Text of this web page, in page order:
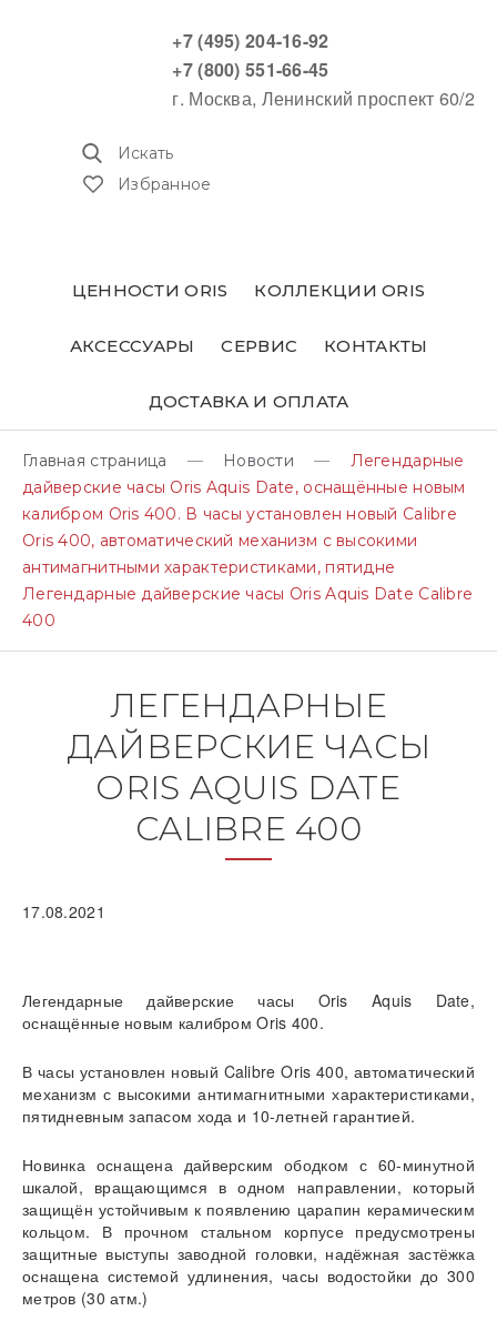
+7 (495) 204-16-92
+7 (800) 551-66-45
г. Москва, Ленинский проспект 60/2
Искать
Избранное
ЦЕННОСТИ ORIS КОЛЛЕКЦИИ ORIS
АКСЕССУАРЫ СЕРВИС КОНТАКТЫ
ДОСТАВКА И ОПЛАТА
Главная страница Новости
Легендарные
дайверские часы Oris Aquis Date, оснащённые новым
калибром Oris 400. В часы установлен новый Calibre
Oris 400, автоматический механизм с высокими
антимагнитными характеристиками, пятидне
Легендарные дайверские часы Oris Aquis Date Calibre
400
ЛЕГЕНДАРНЫЕ
ДАЙВЕРСКИЕ ЧАСЫ
ORIS AQUIS DATE
CALIBRE 400
17.08.2021
Легендарные дайверские часы Oris Aquis Date,
оснащённые новым калибром Oris 400.
В часы установлен новый Calibre Oris 400, автоматический
механизм с высокими антимагнитными характеристиками,
пятидневным запасом хода и 10-летней гарантией.
Новинка оснащена дайверским ободком с 60-минутной
шкалой, вращающимся в одном направлении, который
защищён устойчивым к появлению царапин керамическим
кольцом. В прочном стальном корпусе предусмотрены
защитные выступы заводной головки, надёжная застёжка
оснащена системой удлинения, часы водостойки до 300
метров (30 атм.)